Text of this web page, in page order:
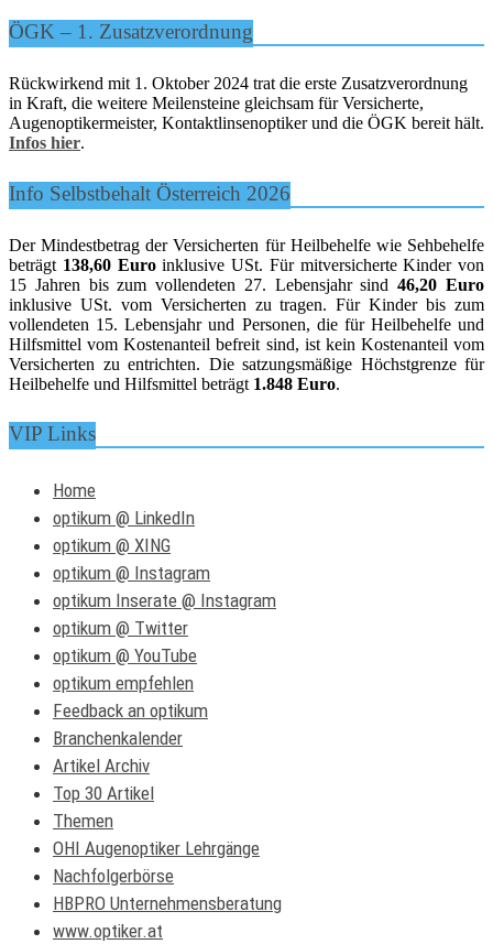
ÖGK – 1. Zusatzverordnung
Rückwirkend mit 1. Oktober 2024 trat die erste Zusatzverordnung
in Kraft, die weitere Meilensteine gleichsam für Versicherte,
Augenoptikermeister, Kontaktlinsenoptiker und die ÖGK bereit hält.
Infos hier.
Info Selbstbehalt Österreich 2026
Der Mindestbetrag der Versicherten für Heilbehelfe wie Sehbehelfe
beträgt 138,60 Euroinklusive USt. Für mitversicherte Kinder von
15 Jahren bis zum vollendeten 27. Lebensjahr sind46,20 Euro
inklusive USt. vom Versicherten zu tragen. Für Kinder bis zum
vollendeten 15. Lebensjahr und Personen, die für Heilbehelfe und
Hilfsmittel vom Kostenanteil befreit sind, ist kein Kostenanteil vom
Versicherten zu entrichten. Die satzungsmäßige Höchstgrenze für
Heilbehelfe und Hilfsmittel beträgt 1.848 Euro.
VIP Links
Home
optikum @ LinkedIn
optikum @ XING
optikum @ Instagram
optikum Inserate @ Instagram
optikum @ Twitter
optikum @ YouTube
optikum empfehlen
Feedback an optikum
Branchenkalender
Artikel Archiv
Top 30 Artikel
Themen
OHI Augenoptiker Lehrgänge
Nachfolgerbörse
HBPRO Unternehmensberatung
www.optiker.at